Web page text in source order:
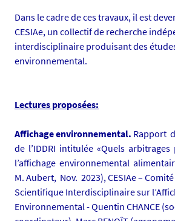
2
0
3
2
4
1
7
0
9
1
1
Dans le cadre de ces travaux, il est
CESIAe, un collectif de recherche
interdisciplinaire produisant des
environnemental.
Lectures proposées:
Affichage environnemental. Rapport
de l’IDDRI intitulée «Quels
l’affichage environnemental
M. Aubert, Nov. 2023), CESIAe –
Scientifique Interdisciplinaire sur
Environnemental - Quentin CHANCE